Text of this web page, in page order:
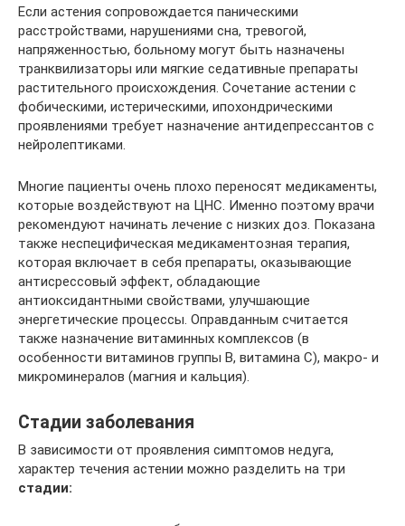
Если астения сопровождается паническими
расстройствами, нарушениями сна, тревогой,
напряженностью, больному могут быть назначены
транквилизаторы или мягкие седативные препараты
растительного происхождения. Сочетание астении с
фобическими, истерическими, ипохондрическими
проявлениями требует назначение антидепрессантов с
нейролептиками.
Многие пациенты очень плохо переносят медикаменты,
которые воздействуют на ЦНС. Именно поэтому врачи
рекомендуют начинать лечение с низких доз. Показана
также неспецифическая медикаментозная терапия,
которая включает в себя препараты, оказывающие
антисрессовый эффект, обладающие
антиоксидантными свойствами, улучшающие
энергетические процессы. Оправданным считается
также назначение витаминных комплексов (в
особенности витаминов группы В, витамина С), макро- и
микроминералов (магния и кальция).
Стадии заболевания
В зависимости от проявления симптомов недуга,
характер течения астении можно разделить на три
стадии: